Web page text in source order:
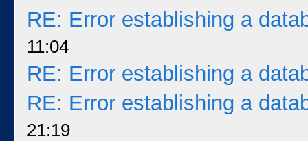
RE: Error establishing a
11:04
RE: Error establishing a
RE: Error establishing a
21:19